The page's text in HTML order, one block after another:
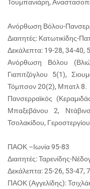
Τουμπανιάρη,
Ανόρθωση Βόλου-
Διαιτητές: Κατωτικίδης-
Δεκάλεπτα: 19-28, 34-40,
Ανόρθωση Βόλου
Γιαπιτζόγλου 5(1),
Τόμπσον 20(2), Μπατλ 8.
Πανσερραϊκός
Μπαξεβάνου 2,
Τσολακίδου,
ΠΑΟΚ –Ιωνία 95-83
Διαιτητές: Ταρενίδης-
Δεκάλεπτα: 25-26, 53-47,
ΠΑΟΚ (Αγγελίδης):